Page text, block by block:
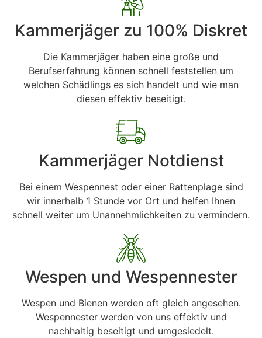
Kammerjäger zu 100% Diskret
Die Kammerjäger haben eine große und
Berufserfahrung können schnell feststellen um
welchen Schädlings es sich handelt und wie man
diesen effektiv beseitigt.
Kammerjäger Notdienst
Bei einem Wespennest oder einer Rattenplage sind
wir innerhalb 1 Stunde vor Ort und helfen Ihnen
schnell weiter um Unannehmlichkeiten zu vermindern.
Wespen und Wespennester
Wespen und Bienen werden oft gleich angesehen.
Wespennester werden von uns effektiv und
nachhaltig beseitigt und umgesiedelt.